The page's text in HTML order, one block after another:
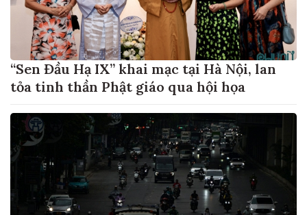
“Sen Đầu Hạ IX” khai mạc tại Hà Nội, lan
tỏa tinh thần Phật giáo qua hội họa